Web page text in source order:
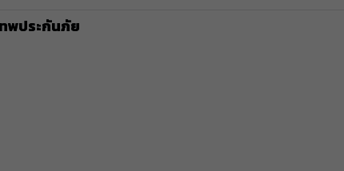
พประกันภัย